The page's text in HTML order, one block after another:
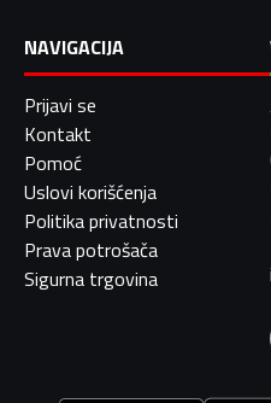
NAVIGACIJA
Prijavi se
Kontakt
Pomoć
Uslovi korišćenja
Politika privatnosti
Prava potrošača
Sigurna trgovina